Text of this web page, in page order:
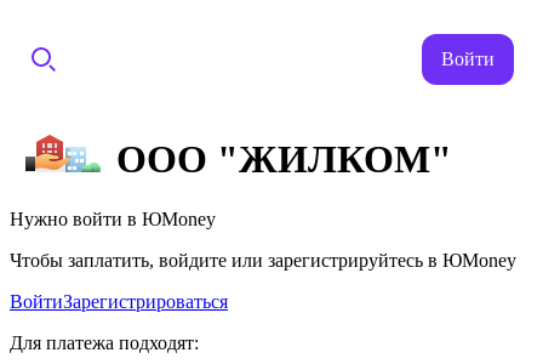
Войти
ООО "ЖИЛКОМ"
Нужно войти в ЮMoney
Чтобы заплатить, войдите или зарегистрируйтесь в ЮMoney
ВойтиЗарегистрироваться
Для платежа подходят: